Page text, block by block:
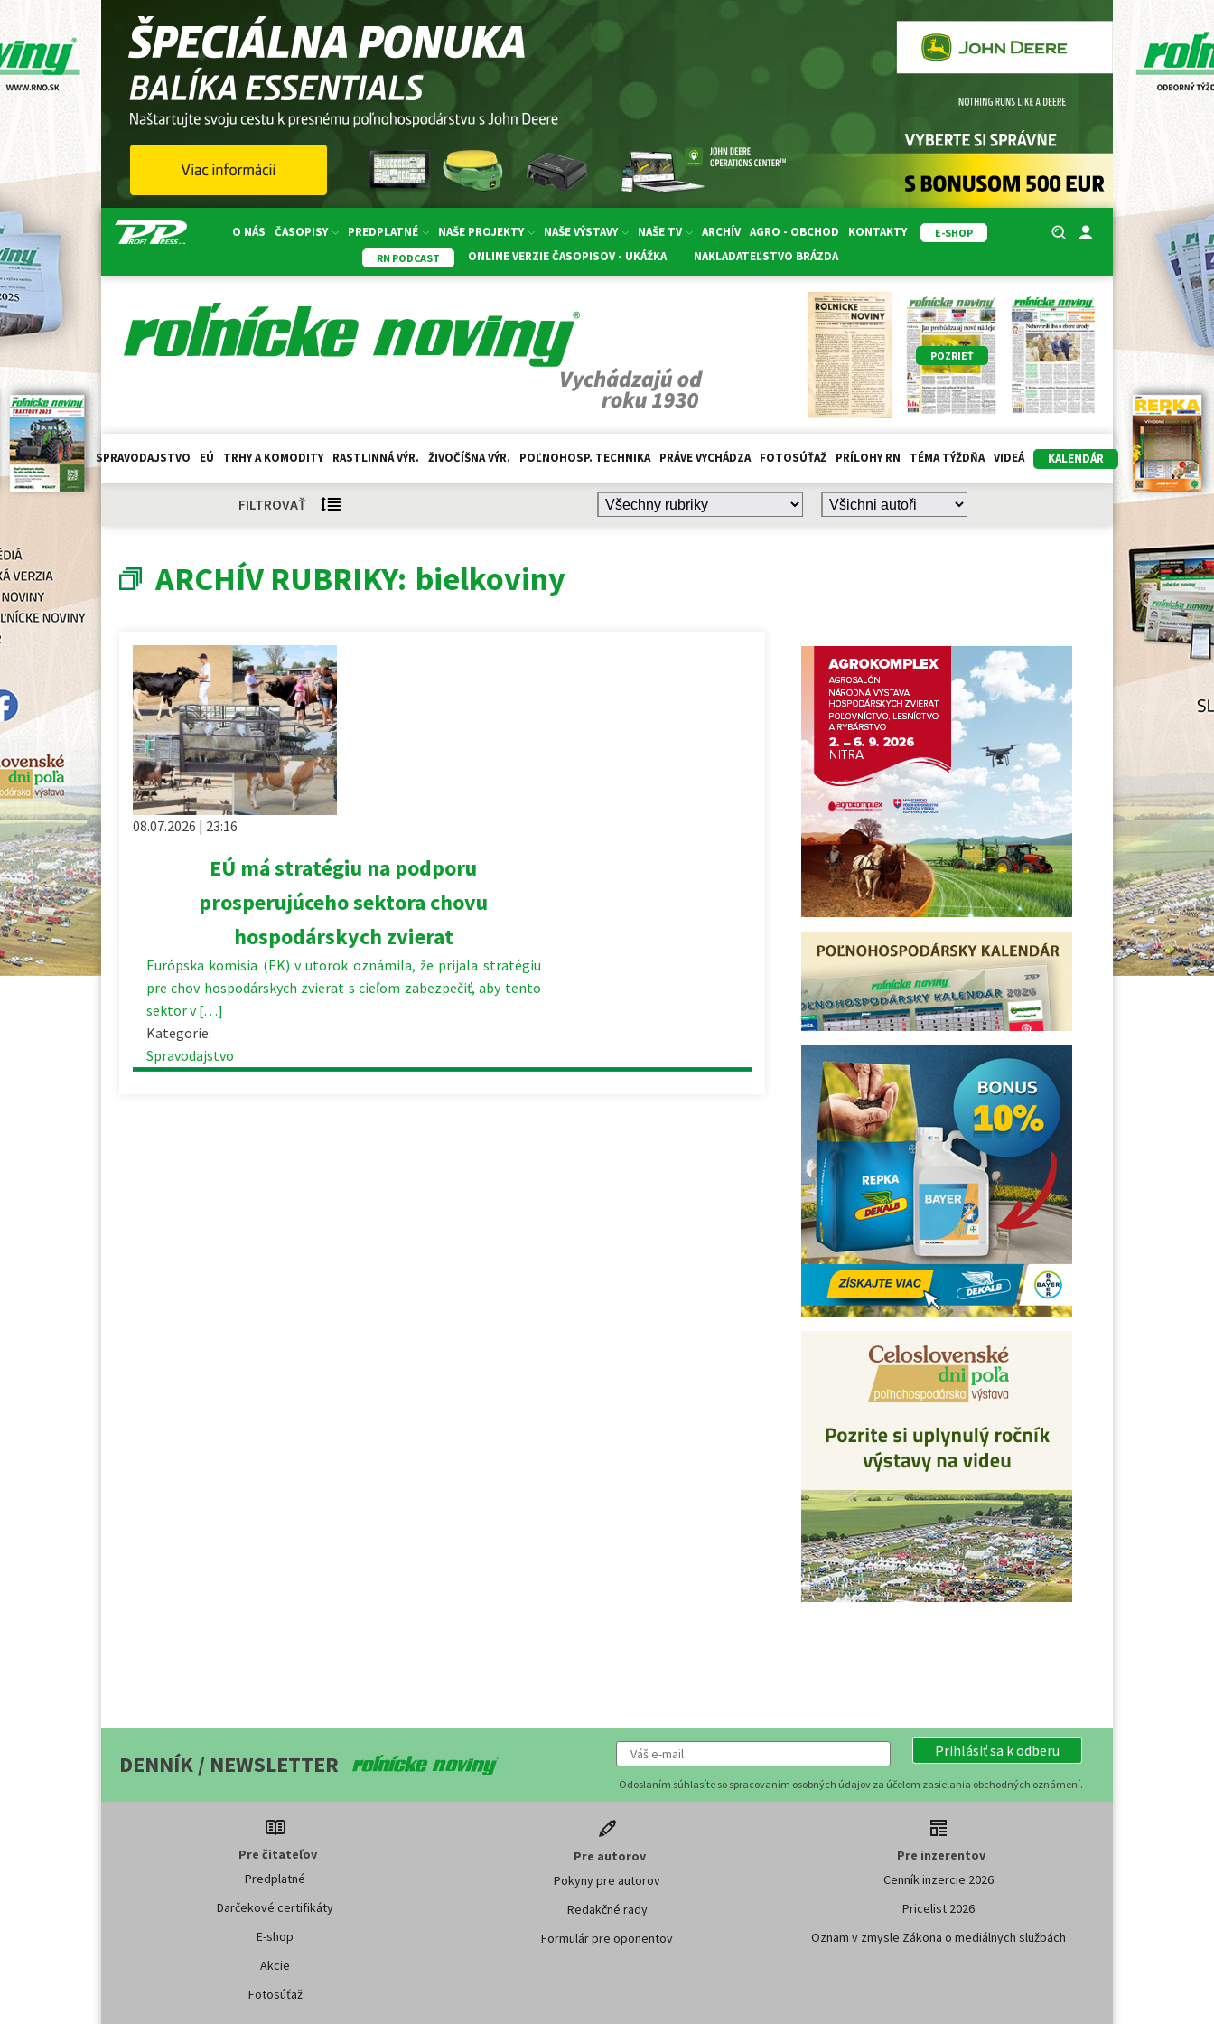
O NÁS ČASOPISY PREDPLATNÉ NAŠE PROJEKTY NAŠE VÝSTAVY NAŠE TV ARCHÍV AGRO - OBCHOD KONTAKTY
E-SHOP
RN PODCAST
ONLINE VERZIE ČASOPISOV - UKÁŽKA NAKLADATEĽSTVO BRÁZDA
POZRIEŤ
SPRAVODAJSTVO EÚ TRHY A KOMODITY RASTLINNÁ VÝR. ŽIVOČÍŠNA VÝR. POĽNOHOSP. TECHNIKA PRÁVE VYCHÁDZA FOTOSÚŤAŽ PRÍLOHY RN TÉMA TÝŽDŇA VIDEÁ KALENDÁR
FILTROVAŤ
ARCHÍV RUBRIKY: bielkoviny
08.07.2026 | 23:16
EÚ má stratégiu na podporu
prosperujúceho sektora chovu
hospodárskych zvierat
Európska komisia (EK) v utorok oznámila, že prijala stratégiu
pre chov hospodárskych zvierat s cieľom zabezpečiť, aby tento
sektor v […]
Kategorie:
Spravodajstvo
DENNÍK / NEWSLETTER Prihlásiť sa k odberu
Odoslaním súhlasíte so spracovaním osobných údajov za účelom zasielania obchodných oznámení.
Pre čitateľov
Predplatné
Darčekové certifikáty
E-shop
Akcie
Fotosúťaž
Pre autorov
Pokyny pre autorov
Redakčné rady
Formulár pre oponentov
Pre inzerentov
Cenník inzercie 2026
Pricelist 2026
Oznam v zmysle Zákona o mediálnych službách